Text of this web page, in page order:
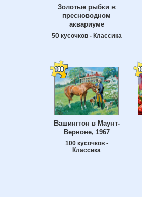
Золотые рыбки в
пресноводном
аквариуме
50 кусочков - Классика
Вашингтон в Маунт-
Верноне, 1967
100 кусочков -
Классика